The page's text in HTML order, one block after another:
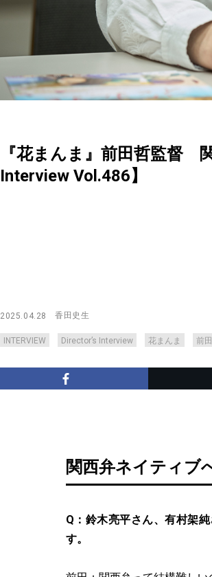
『花まんま』前田哲監督
Interview Vol.486】
2025.04.28 香田史生
INTERVIEW Director’s Interview 花まんま 前
関西弁ネイティブ
Q：鈴木亮平さん、有村架
す。